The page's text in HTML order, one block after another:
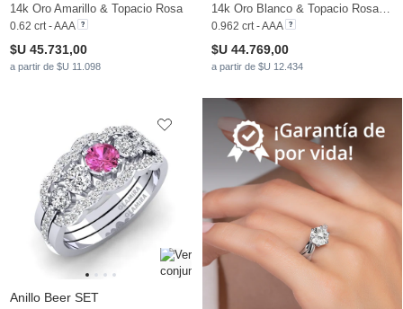
14k Oro Amarillo & Topacio Rosa
0.62 crt - AAA
$U 45.731,00
a partir de $U 11.098
0.962 crt - AAA
$U 44.769,00
a partir de $U 12.434
Anillo Beer SET